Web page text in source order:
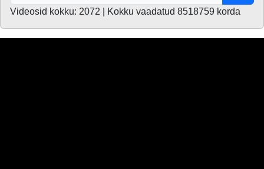
Videosid kokku: 2072 | Kokku vaadatud 8518759 korda